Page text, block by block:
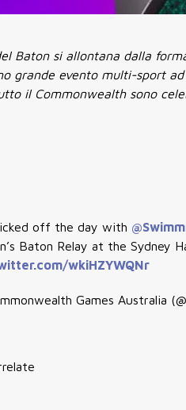
Baton si allontana dalla
grande evento multi-sport
il Commonwealth sono
off the day with
Baton Relay at the Sydney
wkiHZYWQNr
Games Australia